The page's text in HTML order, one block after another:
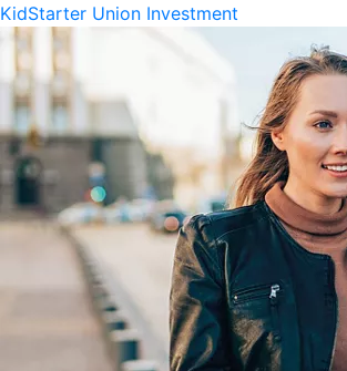
KidStarter Union Investment